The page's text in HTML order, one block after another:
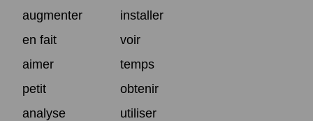
augmenter
installer
en fait
voir
aimer
temps
petit
obtenir
analyse
utiliser